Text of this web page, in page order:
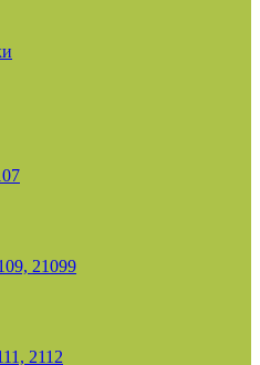
21099
2112